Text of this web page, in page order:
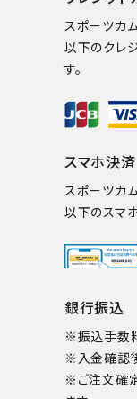
スポーツカ
以下のクレ
す。
スマホ決済
スポーツカ
以下のスマ
銀行振込
※振込手数
※入金確認
※ご注文確